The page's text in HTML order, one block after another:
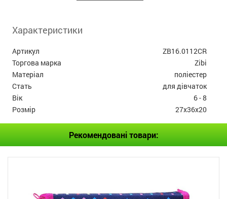
Характеристики
Артикул
ZB16.0112CR
Торгова марка
Zibi
Матеріал
поліестер
Стать
для дівчаток
Вік
6 - 8
Розмір
27х36х20
Рекомендовані товари: